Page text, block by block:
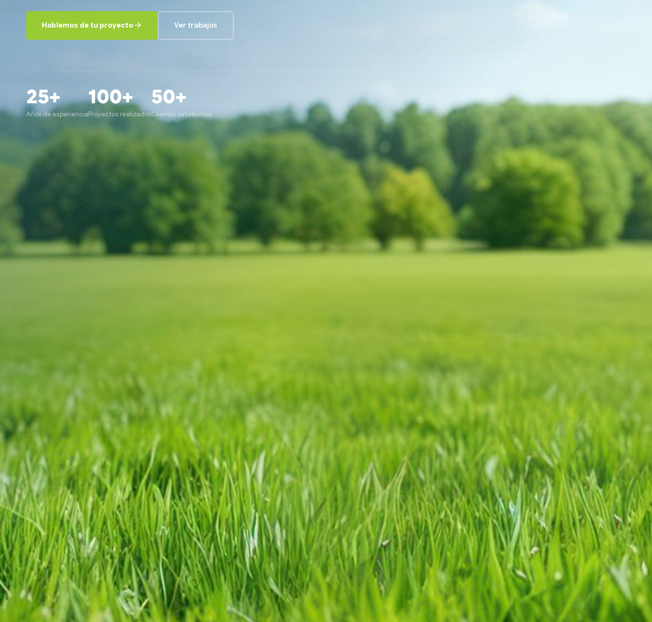
Hablemos de tu proyecto Ver trabajos
25+
Años de experiencia
100+
Proyectos realizados
50+
Clientes satisfechos